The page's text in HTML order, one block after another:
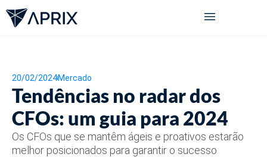
20/02/2024Mercado
Tendências no radar dos
CFOs: um guia para 2024
Os CFOs que se mantêm ágeis e proativos estarão
melhor posicionados para garantir o sucesso